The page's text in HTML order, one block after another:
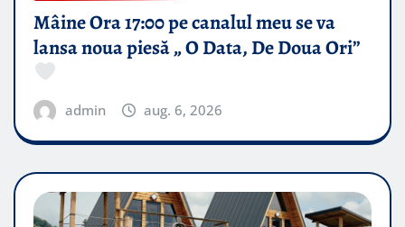
Mâine Ora 17:00 pe canalul meu se va
lansa noua piesă „ O Data, De Doua Ori”
admin aug. 6, 2026